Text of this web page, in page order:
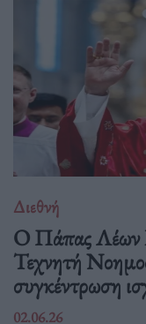
Διεθνή
Ο Πάπας Λέων
Τεχνητή
συγκέντρωση
02.06.26